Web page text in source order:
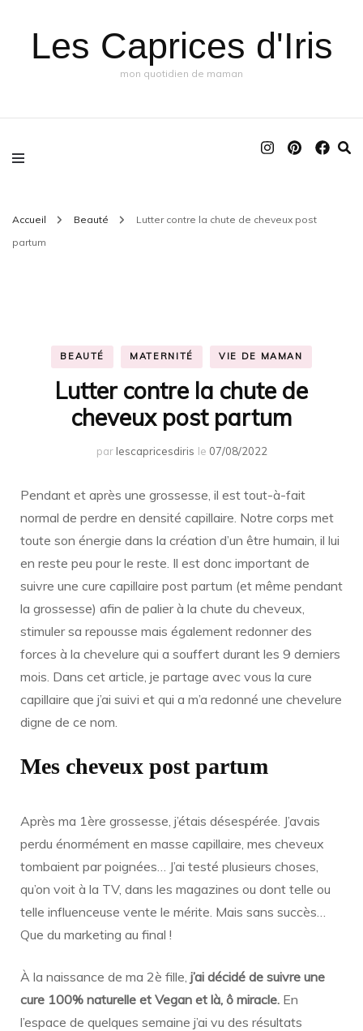
Les Caprices d'Iris
mon quotidien de maman
Accueil Beauté
Lutter contre la chute de cheveux post
partum
BEAUTÉ MATERNITÉ VIE DE MAMAN
Lutter contre la chute de
cheveux post partum
par lescapricesdiris le 07/08/2022
Pendant et après une grossesse, il est tout-à-fait
normal de perdre en densité capillaire. Notre corps met
toute son énergie dans la création d’un être humain, il lui
en reste peu pour le reste. Il est donc important de
suivre une cure capillaire post partum (et même pendant
la grossesse) afin de palier à la chute du cheveux,
stimuler sa repousse mais également redonner des
forces à la chevelure qui a souffert durant les 9 derniers
mois. Dans cet article, je partage avec vous la cure
capillaire que j’ai suivi et qui a m’a redonné une chevelure
digne de ce nom.
Mes cheveux post partum
Après ma 1ère grossesse, j’étais désespérée. J’avais
perdu énormément en masse capillaire, mes cheveux
tombaient par poignées… J’ai testé plusieurs choses,
qu’on voit à la TV, dans les magazines ou dont telle ou
telle influenceuse vente le mérite. Mais sans succès…
Que du marketing au final !
À la naissance de ma 2è fille, j’ai décidé de suivre une
cure 100% naturelle et Vegan et là, ô miracle. En
l’espace de quelques semaine j’ai vu des résultats